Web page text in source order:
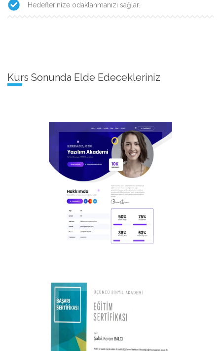
Hedeflerinize odaklanmanızı sağlar.
Kurs Sonunda Elde Edecekleriniz